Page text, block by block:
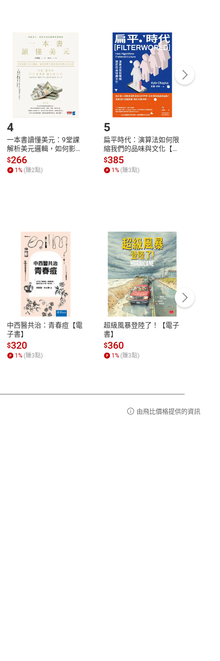
點選「瀏覽訂單明細」 「申請取消訂單/退
貨。
付款方式
Payment
完成訂單
Complete
號，下載書籍後看書
性
參
客服資訊
服務時間：週一到週五 10:00-12:00、
13:00-17:00 (國定假日及例假日休息)
客服電話：0080-1857077
4
一本書讀懂美元：9堂課
解析美元邏輯，如何影響
全球經濟和每個人的投資
【電子書】
$266
1% (賺2點)
5
扁平時代：演算法如何限
縮我們的品味與文化【電
子書】
$385
1% (賺3點)
中西醫共治：青春痘【電
子書】
$320
1% (賺3點)
超級風暴登陸了！【電子
書】
$360
1% (賺3點)
由飛比價格提供的資訊